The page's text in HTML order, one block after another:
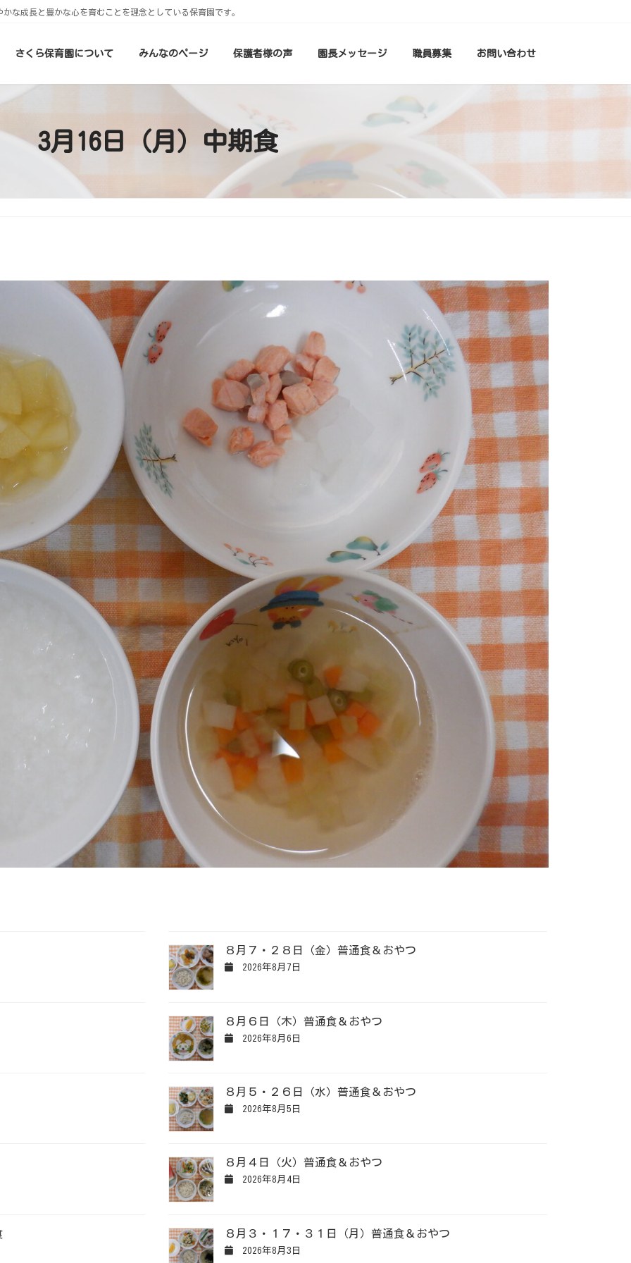
な成長と豊かな心を育むことを理念としている保育園です。
さくら保育園について みんなのページ 保護者様の声 園長メッセージ 職員募集 お問い合わせ
3月16日（月）中期食
８月７・２８日（金）普通食＆おやつ
2026年8月7日
８月６日（木）普通食＆おやつ
2026年8月6日
８月５・２６日（水）普通食＆おやつ
2026年8月5日
８月４日（火）普通食＆おやつ
2026年8月4日
８月３・１７・３１日（月）普通食＆おやつ
2026年8月3日